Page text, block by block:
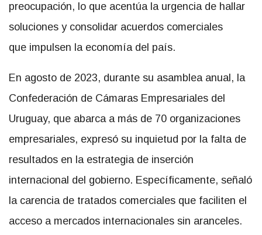
preocupación, lo que acentúa la urgencia de hallar
soluciones y consolidar acuerdos comerciales
que impulsen la economía del país.
En agosto de 2023, durante su asamblea anual, la
Confederación de Cámaras Empresariales del
Uruguay, que abarca a más de 70 organizaciones
empresariales, expresó su inquietud por la falta de
resultados en la estrategia de inserción
internacional del gobierno. Específicamente, señaló
la carencia de tratados comerciales que faciliten el
acceso a mercados internacionales sin aranceles.